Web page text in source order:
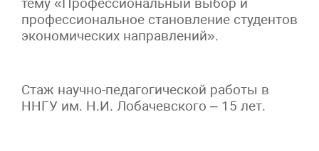
тему «Профессиональный выбор и
профессиональное становление студентов
экономических направлений».
Стаж научно-педагогической работы в
ННГУ им. Н.И. Лобачевского – 15 лет.